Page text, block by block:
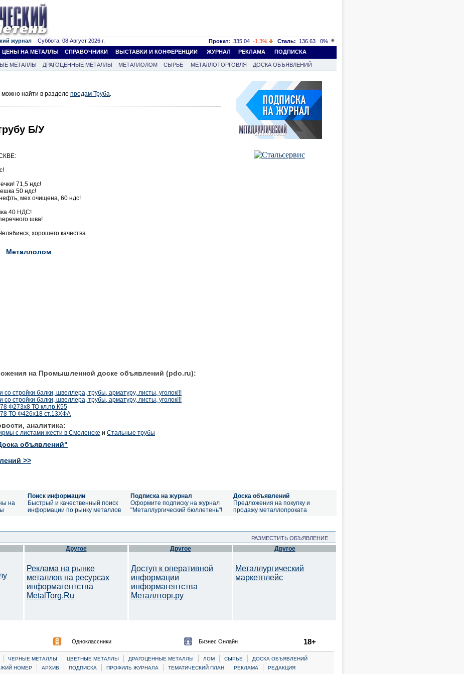
журнал Суббота, 08 Август 2026 г. Прокат: 335.04 -1.3% Сталь: 136.63
0%
ЦЕНЫ НА МЕТАЛЛЫ СПРАВОЧНИКИ ВЫСТАВКИ И КОНФЕРЕНЦИИ ЖУРНАЛ РЕКЛАМА ПОДПИСКА
МЕТАЛЛЫ ДРАГОЦЕННЫЕ МЕТАЛЛЫ МЕТАЛЛОЛОМ СЫРЬЕ МЕТАЛЛОТОРГОВЛЯ
ДОСКА ОБЪЯВЛЕНИЙ
найти в разделе продам Труба.
Б/У
71,5 ндс!
50 ндс!
мех очищена, 60 ндс!
40 НДС!
шва!
хорошего качества
Металлолом
на Промышленной доске объявлений (pdo.ru):
со стройки балки, швеллера, трубы, арматуру, листы, уголок!!!
со стройки балки, швеллера, трубы, арматуру, листы, уголок!!!
Ф273х8 ТО кл.пр.К55
ТО Ф426х18 ст.13ХФА
аналитика:
с листами жести в Смоленске и Стальные трубы
объявлений"
>>
на
Поиск информации
Быстрый и качественный поиск
информации по рынку металлов
Подписка на журнал
Оформите подписку на журнал
"Металлургический бюллетень"!
Доска объявлений
Предложения на покупку и
продажу металлопроката
РАЗМЕСТИТЬ ОБЪЯВЛЕНИЕ
Другое
Реклама на рынке
металлов на ресурсах
информагентства
MetalTorg.Ru
Другое
Доступ к оперативной
информации
информагентства
Металлторг.ру
Другое
Металлургический
маркетплейс
Одноклассники Бизнес Онлайн 18+
| ЧЕРНЫЕ МЕТАЛЛЫ | ЦВЕТНЫЕ МЕТАЛЛЫ | ДРАГОЦЕННЫЕ МЕТАЛЛЫ | ЛОМ | CЫРЬЕ |
ДОСКА ОБЪЯВЛЕНИЙ
НОМЕР | АРХИВ | ПОДПИСКА | ПРОФИЛЬ ЖУРНАЛА | ТЕМАТИЧЕСКИЙ ПЛАН | РЕКЛАМА | РЕДАКЦИЯ